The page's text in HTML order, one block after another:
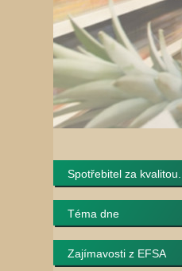
Spotřebitel za kvalitou...
Téma dne
Zajímavosti z EFSA